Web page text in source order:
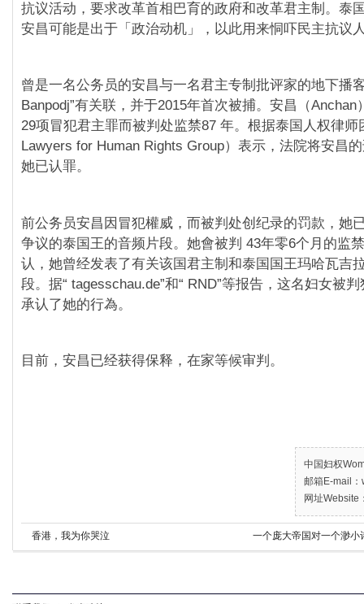
抗议活动，要求改革首相巴育的政府和改革君主制。泰
安昌可能是出于「政治动机」，以此用来恫吓民主抗议
曾是一名公务员的安昌与一名君主专制批评家的地下播
Banpodj”有关联，并于2015年首次被捕。安昌（Anchan
29项冒犯君主罪而被判处监禁87 年。根据泰国人权律师
Lawyers for Human Rights Group）表示，法院将安昌
她已认罪。
前公务员安昌因冒犯權威，而被判处创纪录的罚款，她
争议的泰国王的音频片段。她會被判 43年零6个月的监
认，她曾经发表了有关该国君主制和泰国国王玛哈瓦吉
段。据“ tagesschau.de”和“ RND”等报告，这名妇女被
承认了她的行為。
目前，安昌已经获得保释，在家等候审判。
中国妇权
邮箱E-mail
网址Website
香港，我为你哭泣 一个庞大帝国对一个渺